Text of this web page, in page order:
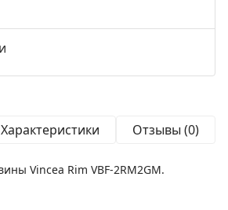
Характеристики Отзывы (0)
Vincea Rim VBF-2RM2GM.